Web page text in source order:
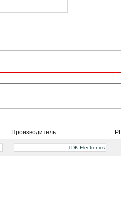
Производитель
TDK Electronics